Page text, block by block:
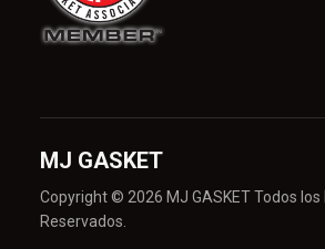
MJ GASKET
Copyright © 2026 MJ GASKET Todos los
Reservados.